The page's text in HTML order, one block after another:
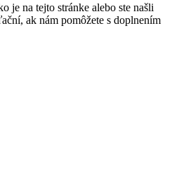
je na tejto stránke alebo ste našli
ak nám pomôžete s doplnením